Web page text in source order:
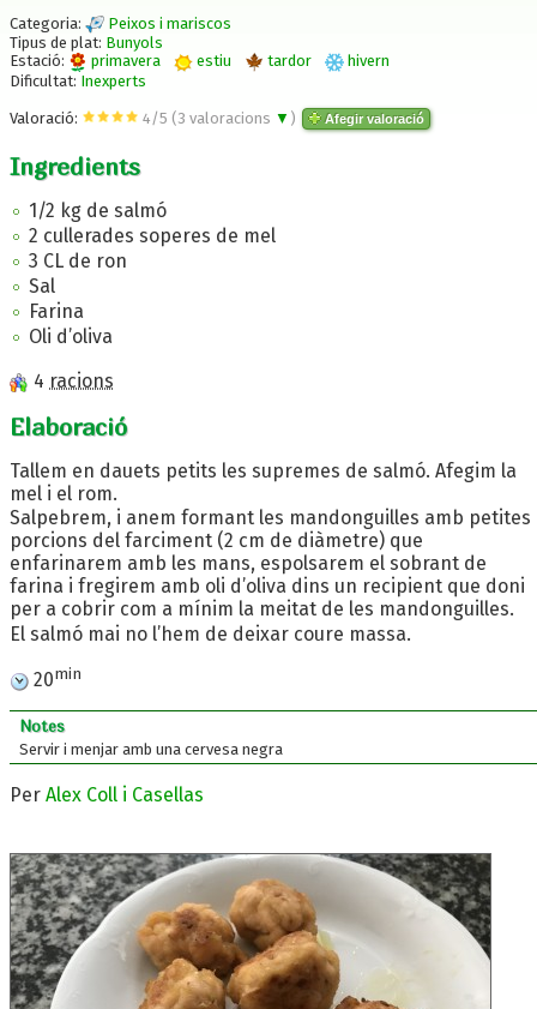
Categoria:
Peixos i mariscos
Tipus de plat: Bunyols
Estació:
primavera estiu tardor
hivern
Dificultat: Inexperts
Valoració: 4 /5 (3 valoracions ▼ ) Afegir valoració
Ingredients
1/2 kg de salmó
2 cullerades soperes de mel
3 CL de ron
Sal
Farina
Oli d’oliva
4 racions
Elaboració
Tallem en dauets petits les supremes de salmó. Afegim la
mel i el rom.
Salpebrem, i anem formant les mandonguilles amb petites
porcions del farciment (2 cm de diàmetre) que
enfarinarem amb les mans, espolsarem el sobrant de
farina i fregirem amb oli d’oliva dins un recipient que doni
per a cobrir com a mínim la meitat de les mandonguilles.
El salmó mai no l’hem de deixar coure massa.
20min
Notes
Servir i menjar amb una cervesa negra
Per Alex Coll i Casellas